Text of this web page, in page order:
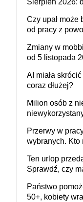
Sierpień 2026:
Czy upał może
od pracy z
Zmiany w
od 5 listopada
Ustaw
AI miała
coraz dłużej?
Milion osób z
dofinansowań
stronie
pracodawców
Przerwy w
wybranych. Kto
Ten urlop
Sprawdź, czy
Państwo
50+, kobiety